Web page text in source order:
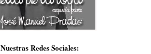
Nuestras Redes Sociales: